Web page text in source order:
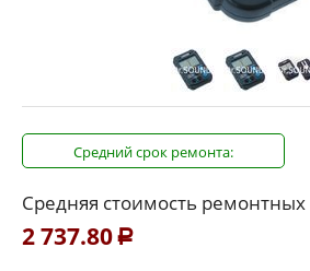
Средний срок ремонта:
Средняя стоимость ремонтных
2 737.80 Р